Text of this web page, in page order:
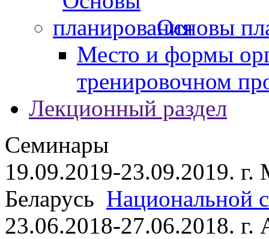
Основы
Место и формы
тренировочном
Лекционный раздел
Семинары
19.09.2019-23.09.2019. г.
Беларусь Национальной
23.06.2018-27.06.2018.